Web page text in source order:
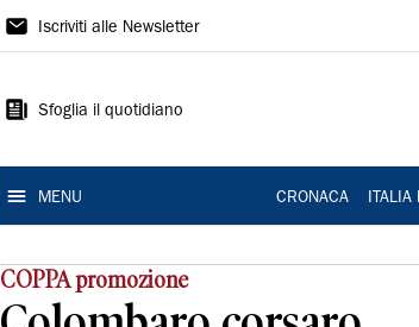
Gazzetta
Modena
Iscriviti alle Newsletter
Sfoglia il quotidiano
MENU CRONACA ITALIA
COPPA promozione